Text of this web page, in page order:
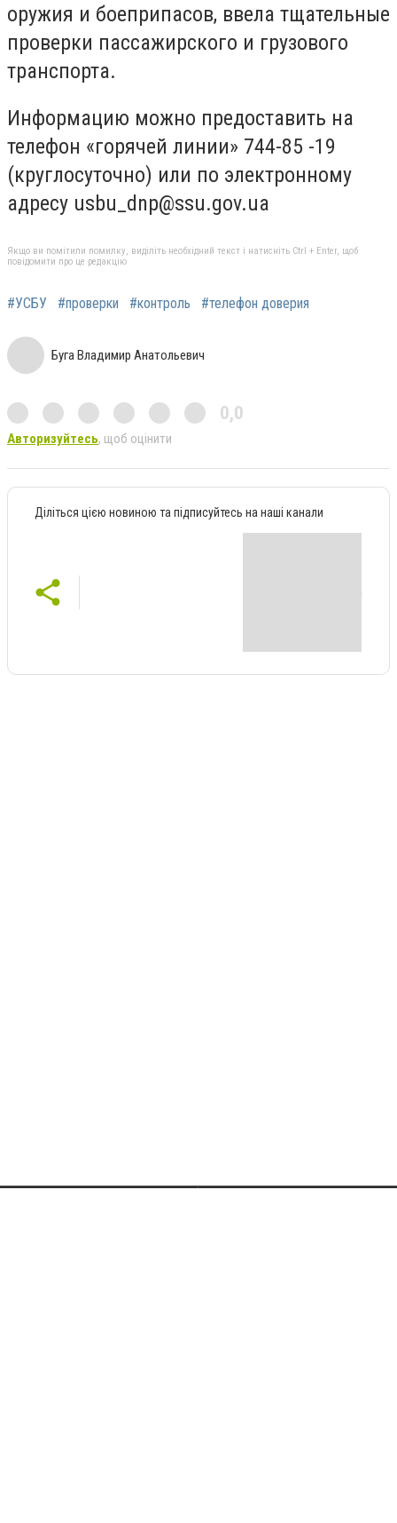
оружия и боеприпасов, ввела тщательные
проверки пассажирского и грузового
транспорта.
Информацию можно предоставить на
телефон «горячей линии» 744-85 -19
(круглосуточно) или по электронному
адресу usbu_dnp@ssu.gov.ua
Якщо ви помітили помилку, виділіть необхідний текст і натисніть Ctrl + Enter, щоб
повідомити про це редакцію
#УСБУ #проверки #контроль #телефон доверия
Буга Владимир Анатольевич
0,0
Авторизуйтесь, щоб оцінити
Діліться цією новиною та підписуйтесь на наші канали